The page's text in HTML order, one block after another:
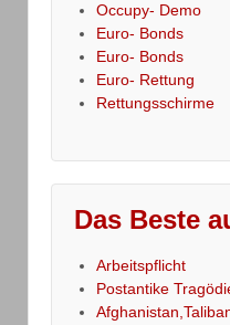
Occupy- Demo
Euro- Bonds
Euro- Bonds
Euro- Rettung
Rettungsschirme
Das Beste
Arbeitspflicht
Postantike